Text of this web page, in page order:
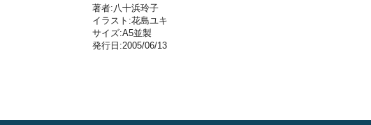
著者:八十浜玲子
イラスト:花島ユキ
サイズ:A5並製
発行日:2005/06/13